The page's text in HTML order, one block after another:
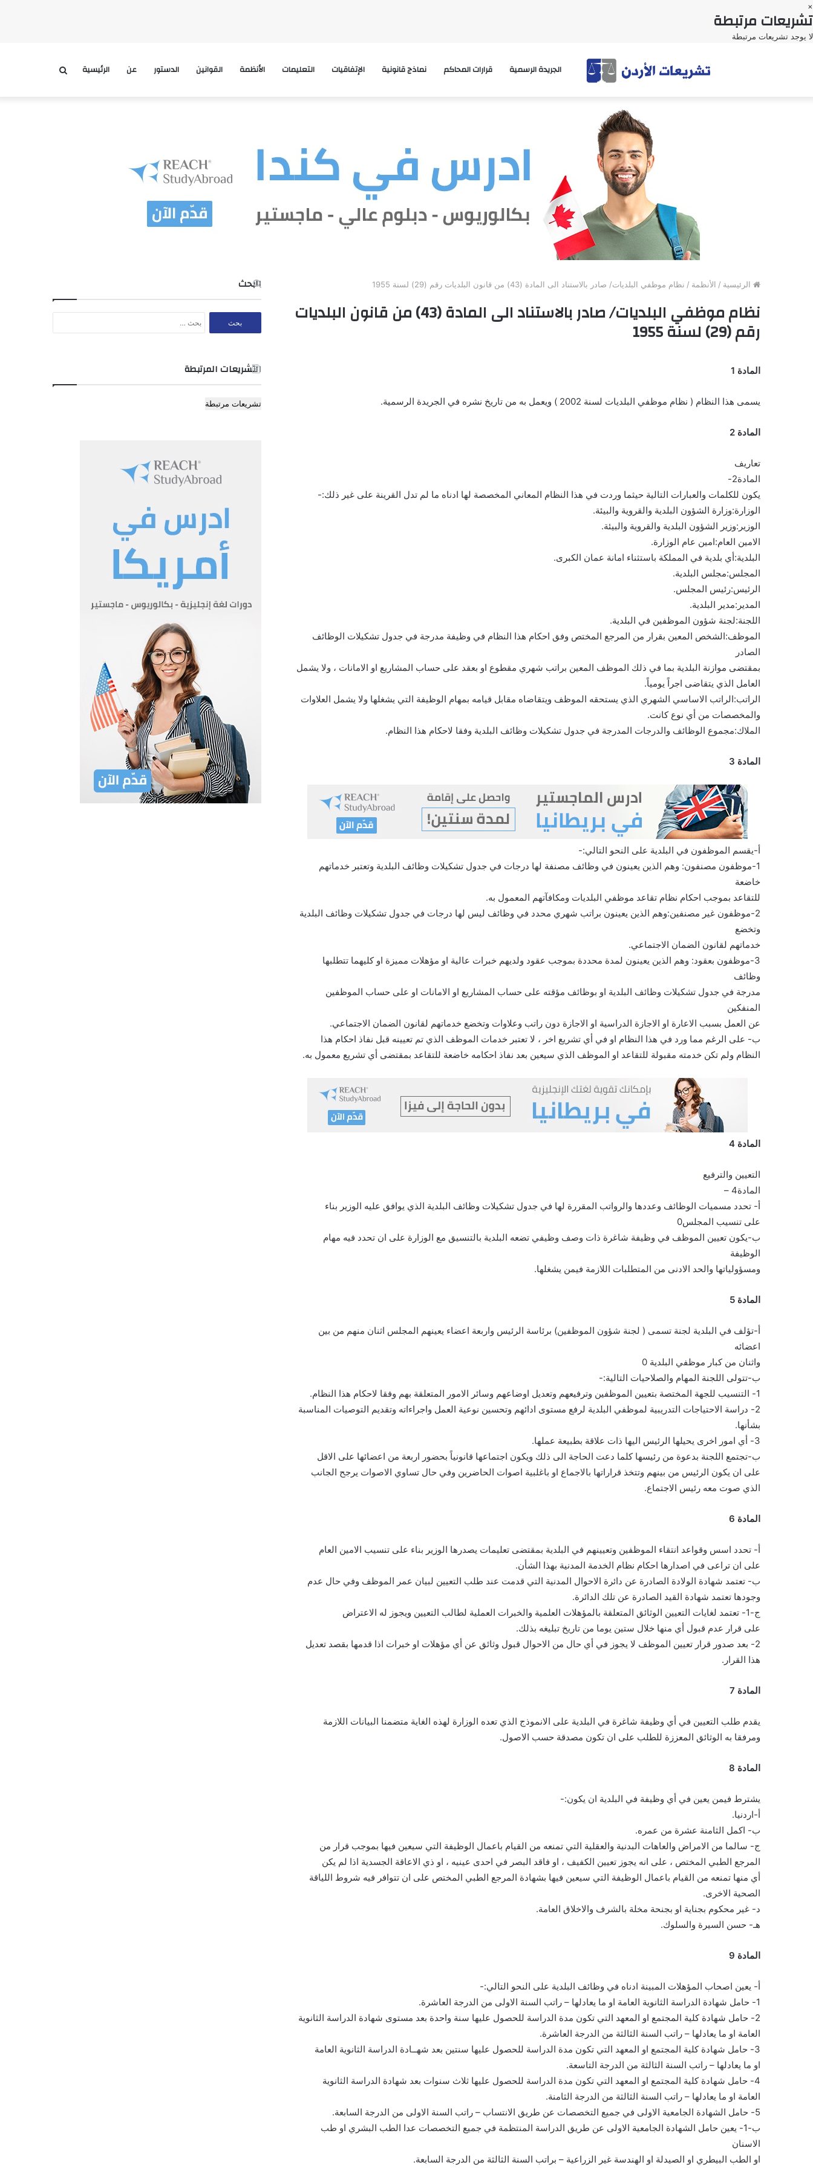
×
تشريعات مرتبطة
لا يوجد تشريعات مرتبطة
الرئيسية عن الدستور القوانين الأنظمة التعليمات الإتفاقيات نماذج قانونية قرارات المحاكم الجريدة الرسمية بحث
الرئيسية / الأنظمة / نظام موظفي البلديات/ صادر بالاستناد الى المادة (43) من قانون البلديات رقم (29) لسنة 1955
نظام موظفي البلديات/ صادر بالاستناد الى المادة (43) من قانون البلديات
رقم (29) لسنة 1955
المادة 1
يسمى هذا النظام ( نظام موظفي البلديات لسنة 2002 ) ويعمل به من تاريخ نشره في الجريدة الرسمية.
المادة 2
تعاريف
المادة2-
يكون للكلمات والعبارات التالية حيثما وردت في هذا النظام المعاني المخصصة لها ادناه ما لم تدل القرينة على غير ذلك:-
الوزارة:وزارة الشؤون البلدية والقروية والبيئة.
الوزير:وزير الشؤون البلدية والقروية والبيئة.
الامين العام:امين عام الوزارة.
البلدية:أي بلدية في المملكة باستثناء امانة عمان الكبرى.
المجلس:مجلس البلدية.
الرئيس:رئيس المجلس.
المدير:مدير البلدية.
اللجنة:لجنة شؤون الموظفين في البلدية.
الموظف:الشخص المعين بقرار من المرجع المختص وفق احكام هذا النظام في وظيفة مدرجة في جدول تشكيلات الوظائف
الصادر
بمقتضى موازنة البلدية بما في ذلك الموظف المعين براتب شهري مقطوع او بعقد على حساب المشاريع او الامانات ، ولا يشمل
العامل الذي يتقاضى اجراً يومياً.
الراتب:الراتب الاساسي الشهري الذي يستحقه الموظف ويتقاضاه مقابل قيامه بمهام الوظيفة التي يشغلها ولا يشمل العلاوات
والمخصصات من أي نوع كانت.
الملاك:مجموع الوظائف والدرجات المدرجة في جدول تشكيلات وظائف البلدية وفقا لاحكام هذا النظام.
المادة 3
أ-يقسم الموظفون في البلدية على النحو التالي:-
1-موظفون مصنفون: وهم الذين يعينون في وظائف مصنفة لها درجات في جدول تشكيلات وظائف البلدية وتعتبر خدماتهم
خاضعة
للتقاعد بموجب احكام نظام تقاعد موظفي البلديات ومكافآتهم المعمول به.
2-موظفون غير مصنفين:وهم الذين يعينون براتب شهري محدد في وظائف ليس لها درجات في جدول تشكيلات وظائف البلدية
وتخضع
خدماتهم لقانون الضمان الاجتماعي.
3-موظفون بعقود: وهم الذين يعينون لمدة محددة بموجب عقود ولديهم خبرات عالية او مؤهلات مميزة او كليهما تتطلبها
وظائف
مدرجة في جدول تشكيلات وظائف البلدية او بوظائف مؤقته على حساب المشاريع او الامانات او على حساب الموظفين
المنفكين
عن العمل بسبب الاعارة او الاجازة الدراسية او الاجازة دون راتب وعلاوات وتخضع خدماتهم لقانون الضمان الاجتماعي.
ب- على الرغم مما ورد في هذا النظام او في أي تشريع اخر ، لا تعتبر خدمات الموظف الذي تم تعيينه قبل نفاذ احكام هذا
النظام ولم تكن خدمته مقبولة للتقاعد او الموظف الذي سيعين بعد نفاذ احكامه خاضعة للتقاعد بمقتضى أي تشريع معمول به.
المادة 4
التعيين والترفيع
المادة4 –
أ- تحدد مسميات الوظائف وعددها والرواتب المقررة لها في جدول تشكيلات وظائف البلدية الذي يوافق عليه الوزير بناء
على تنسيب المجلس0
ب-يكون تعيين الموظف في وظيفة شاغرة ذات وصف وظيفي تضعه البلدية بالتنسيق مع الوزارة على ان تحدد فيه مهام
الوظيفة
ومسؤولياتها والحد الادنى من المتطلبات اللازمة فيمن يشغلها.
المادة 5
أ-تؤلف في البلدية لجنة تسمى ( لجنة شؤون الموظفين) برئاسة الرئيس واربعة اعضاء يعينهم المجلس اثنان منهم من بين
اعضائه
واثنان من كبار موظفي البلدية 0
ب-تتولى اللجنة المهام والصلاحيات التالية:-
1- التنسيب للجهة المختصة بتعيين الموظفين وترفيعهم وتعديل اوضاعهم وسائر الامور المتعلقة بهم وفقا لاحكام هذا النظام.
2- دراسة الاحتياجات التدريبية لموظفي البلدية لرفع مستوى ادائهم وتحسين نوعية العمل واجراءاته وتقديم التوصيات المناسبة
بشأنها.
3- أي امور اخرى يحيلها الرئيس اليها ذات علاقة بطبيعة عملها.
ب-تجتمع اللجنة بدعوة من رئيسها كلما دعت الحاجة الى ذلك ويكون اجتماعها قانونياً بحضور اربعة من اعضائها على الاقل
على ان يكون الرئيس من بينهم وتتخذ قراراتها بالاجماع او باغلبية اصوات الحاضرين وفي حال تساوي الاصوات يرجح الجانب
الذي صوت معه رئيس الاجتماع.
المادة 6
أ- تحدد اسس وقواعد انتقاء الموظفين وتعيينهم في البلدية بمقتضى تعليمات يصدرها الوزير بناء على تنسيب الامين العام
على ان تراعى في اصدارها احكام نظام الخدمة المدنية بهذا الشأن.
ب- تعتمد شهادة الولادة الصادرة عن دائرة الاحوال المدنية التي قدمت عند طلب التعيين لبيان عمر الموظف وفي حال عدم
وجودها تعتمد شهادة القيد الصادرة عن تلك الدائرة.
ج-1- تعتمد لغايات التعيين الوثائق المتعلقة بالمؤهلات العلمية والخبرات العملية لطالب التعيين ويجوز له الاعتراض
على قرار عدم قبول أي منها خلال ستين يوما من تاريخ تبليغه بذلك.
2- بعد صدور قرار تعيين الموظف لا يجوز في أي حال من الاحوال قبول وثائق عن أي مؤهلات او خبرات اذا قدمها بقصد تعديل
هذا القرار.
المادة 7
يقدم طلب التعيين في أي وظيفة شاغرة في البلدية على الانموذج الذي تعده الوزارة لهذه الغاية متضمنا البيانات اللازمة
ومرفقا به الوثائق المعززة للطلب على ان تكون مصدقة حسب الاصول.
المادة 8
يشترط فيمن يعين في أي وظيفة في البلدية ان يكون:-
أ-اردنيا.
ب- اكمل الثامنة عشرة من عمره.
ج- سالما من الامراض والعاهات البدنية والعقلية التي تمنعه من القيام باعمال الوظيفة التي سيعين فيها بموجب قرار من
المرجع الطبي المختص ، على انه يجوز تعيين الكفيف ، او فاقد البصر في احدى عينيه ، او ذي الاعاقة الجسدية اذا لم يكن
أي منها تمنعه من القيام باعمال الوظيفة التي سيعين فيها بشهادة المرجع الطبي المختص على ان تتوافر فيه شروط اللياقة
الصحية الاخرى.
د- غير محكوم بجناية او بجنحة مخلة بالشرف والاخلاق العامة.
هـ- حسن السيرة والسلوك.
المادة 9
أ- يعين اصحاب المؤهلات المبينة ادناه في وظائف البلدية على النحو التالي:-
1- حامل شهادة الدراسة الثانوية العامة او ما يعادلها – راتب السنة الاولى من الدرجة العاشرة.
2- حامل شهادة كلية المجتمع او المعهد التي تكون مدة الدراسة للحصول عليها سنة واحدة بعد مستوى شهادة الدراسة الثانوية
العامة او ما يعادلها – راتب السنة الثالثة من الدرجة العاشرة.
3- حامل شهادة كلية المجتمع او المعهد التي تكون مدة الدراسة للحصول عليها سنتين بعد شهــادة الدراسة الثانوية العامة
او ما يعادلها – راتب السنة الثالثة من الدرجة التاسعة.
4- حامل شهادة كلية المجتمع او المعهد التي تكون مدة الدراسة للحصول عليها ثلاث سنوات بعد شهادة الدراسة الثانوية
العامة او ما يعادلها – راتب السنة الثالثة من الدرجة الثامنة.
5- حامل الشهادة الجامعية الاولى في جميع التخصصات عن طريق الانتساب – راتب السنة الاولى من الدرجة السابعة.
ب-1- يعين حامل الشهادة الجامعية الاولى عن طريق الدراسة المنتظمة في جميع التخصصات عدا الطب البشري او طب
الاسنان
او الطب البيطري او الصيدلة او الهندسة غير الزراعية – براتب السنة الثالثة من الدرجة السابعة.
البحث
التشريعات المرتبطة
تشريعات مرتبطة